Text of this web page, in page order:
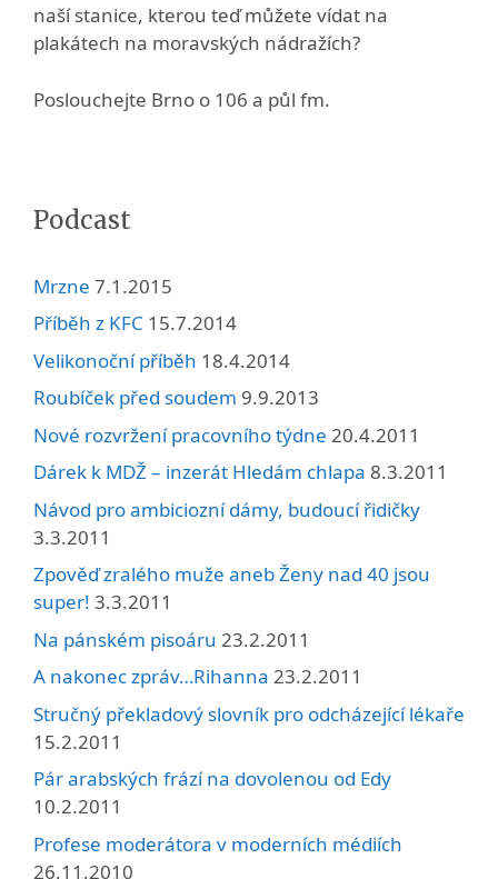
naší stanice, kterou teď můžete vídat na
plakátech na moravských nádražích?
Poslouchejte Brno o 106 a půl fm.
Podcast
Mrzne 7.1.2015
Příběh z KFC 15.7.2014
Velikonoční příběh 18.4.2014
Roubíček před soudem 9.9.2013
Nové rozvržení pracovního týdne 20.4.2011
Dárek k MDŽ – inzerát Hledám chlapa 8.3.2011
Návod pro ambiciozní dámy, budoucí řidičky
3.3.2011
Zpověď zralého muže aneb Ženy nad 40 jsou
super! 3.3.2011
Na pánském pisoáru 23.2.2011
A nakonec zpráv…Rihanna 23.2.2011
Stručný překladový slovník pro odcházející lékaře
15.2.2011
Pár arabských frází na dovolenou od Edy
10.2.2011
Profese moderátora v moderních médiích
26.11.2010